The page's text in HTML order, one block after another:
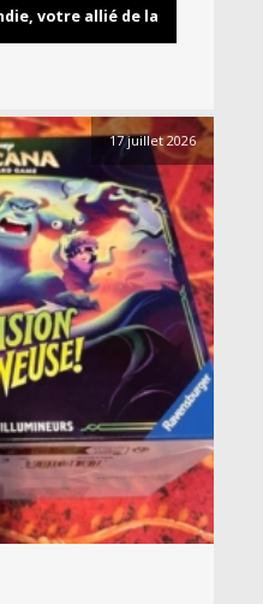
votre allié de la
17 juillet 2026